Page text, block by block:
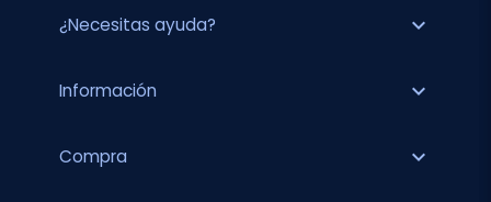
¿Necesitas ayuda? expand_more
Información expand_more
Compra expand_more